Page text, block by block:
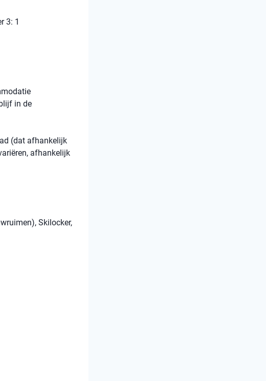
3: 1
in de
(dat afhankelijk
afhankelijk
Skilocker,